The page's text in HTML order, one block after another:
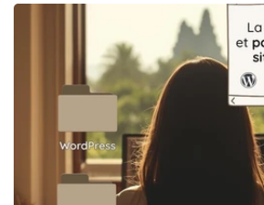
commerce) Rédaction de contenus
Mon profil : Master Manager de la
l'Innovation (ISCOM Lille). Expériences
merchandising et gestion de contenu
et Pierre &amp; Vacances. Je travaille
une organisation rigoureuse et une
Ce qui me différencie : Le design est
travail, là où beaucoup de
l'ignorent. Et chaque client repart avec
pas avec une dépendance à son